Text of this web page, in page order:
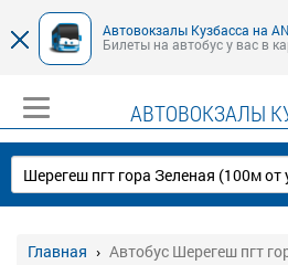
Автовокзалы Кузбасса на
Билеты на автобус у вас в
АВТОВОКЗАЛЫ
Главная Автобус Шерегеш пгт